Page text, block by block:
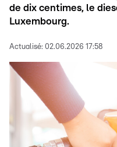
de dix centimes, le
Luxembourg.
Actualisé: 02.06.2026 17:58